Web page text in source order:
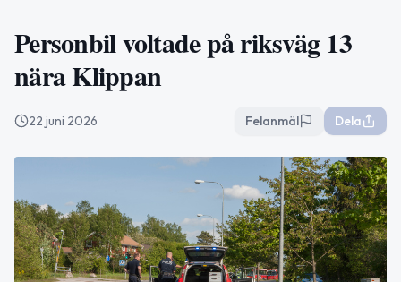
Personbil voltade på riksväg 13
nära Klippan
22 juni 2026 Felanmäl Dela